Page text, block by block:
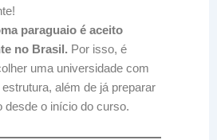
paraguaio é aceito
no Brasil. Por isso, é
uma universidade com
além de já preparar
desde o início do curso.